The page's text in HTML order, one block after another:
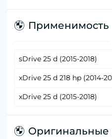
Применимость
sDrive 25 d (2015-2018)
xDrive 25 d 218 hp (2014-
xDrive 25 d (2015-2018)
Оригинальные